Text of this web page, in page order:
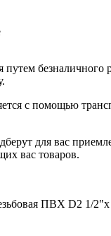
путем безналичного
с помощью
для вас
вас товаров.
ПВХ D2 1/